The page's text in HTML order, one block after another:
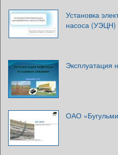
Установка
насоса (УЭЦН)
Эксплуатация
ОАО